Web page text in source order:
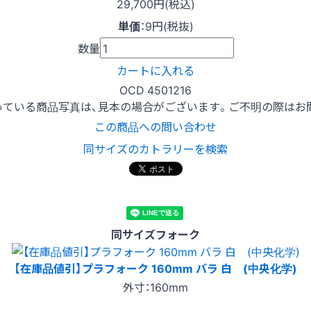
29,700円(税込)
単価：9円(税抜)
数量
カートに入れる
OCD 4501216
いる商品写真は、見本の場合がございます。ご不明の際はお
この商品への問い合わせ
同サイズのカトラリーを検索
同サイズフォーク
【在庫品値引】プラフォーク 160mm バラ 白 (中央化学)
外寸：160mm